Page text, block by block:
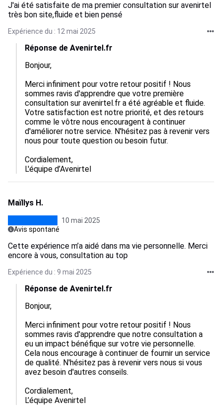
J'ai été satisfaite de ma premier consultation sur avenirtel
très bon site,fluide et bien pensé
Expérience du : 12 mai 2025
Réponse de Avenirtel.fr
Bonjour,
Merci infiniment pour votre retour positif ! Nous
sommes ravis d'apprendre que votre première
consultation sur avenirtel.fr a été agréable et fluide.
Votre satisfaction est notre priorité, et des retours
comme le vôtre nous encouragent à continuer
d'améliorer notre service. N'hésitez pas à revenir vers
nous pour toute question ou besoin futur.
Cordialement,
L'équipe d’Avenirtel
Maïllys H.
10 mai 2025
Avis spontané
Cette expérience m’a aidé dans ma vie personnelle. Merci
encore à vous, consultation au top
Expérience du : 9 mai 2025
Réponse de Avenirtel.fr
Bonjour,
Merci infiniment pour votre retour positif ! Nous
sommes ravis d'apprendre que notre consultation a
eu un impact bénéfique sur votre vie personnelle.
Cela nous encourage à continuer de fournir un service
de qualité. N'hésitez pas à revenir vers nous si vous
avez besoin d'autres conseils.
Cordialement,
L’équipe Avenirtel